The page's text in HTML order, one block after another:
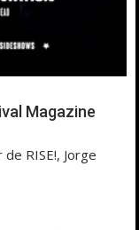
Magazine
RISE!, Jorge